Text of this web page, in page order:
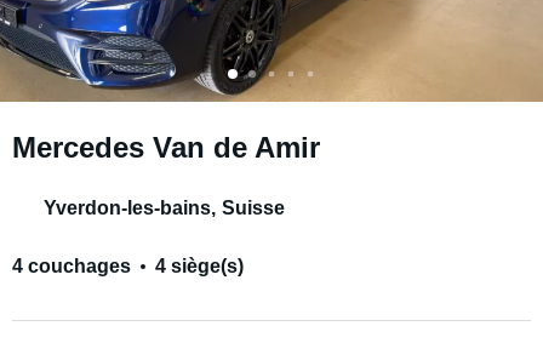
Mercedes Van de Amir
Yverdon-les-bains, Suisse
4 couchages 4 siège(s)